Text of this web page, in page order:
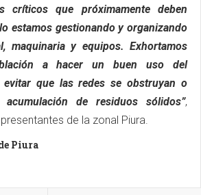
críticos que próximamente deben
estamos gestionando y organizando
maquinaria y equipos. Exhortamos
a hacer un buen uso del
evitar que las redes se obstruyan o
de residuos sólidos”,
de la zonal Piura.
Piura